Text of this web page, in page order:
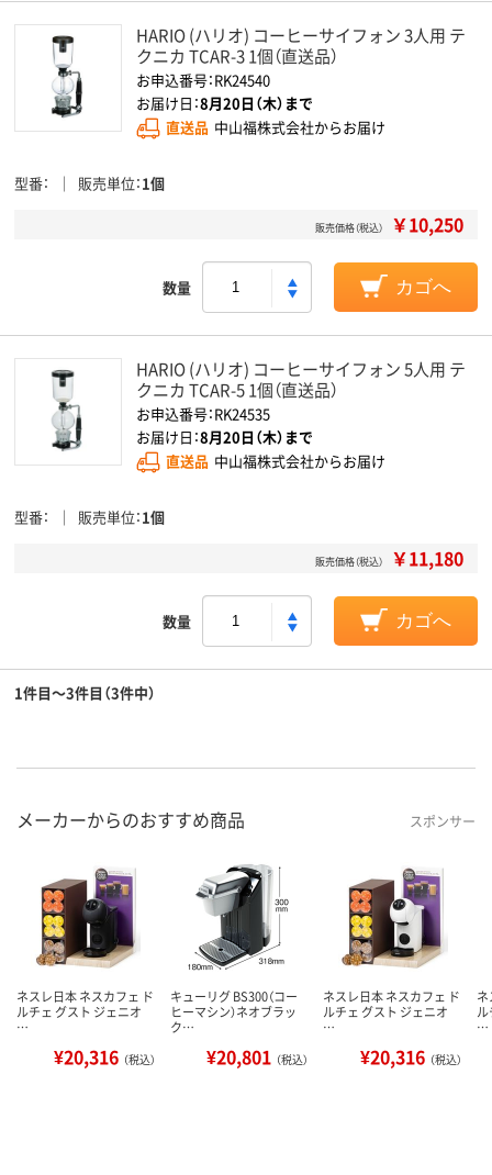
HARIO (ハリオ) コーヒーサイフォン 3人用 テ
クニカ TCAR-3 1個（直送品）
お申込番号：RK24540
お届け日：8月20日（木）まで
直送品 中山福株式会社からお届け
型番 販売単位 1個
販売価格（税込） ￥10,250
数量 カゴへ
HARIO (ハリオ) コーヒーサイフォン 5人用 テ
クニカ TCAR-5 1個（直送品）
お申込番号：RK24535
お届け日：8月20日（木）まで
直送品 中山福株式会社からお届け
型番 販売単位 1個
販売価格（税込） ￥11,180
数量 カゴへ
1件目～3件目（3件中）
メーカーからのおすすめ商品 スポンサー
ネスレ日本 ネスカフェ ド
ルチェ グスト ジェニオ
…
¥20,316 （税込）
キューリグ BS300（コー
ヒーマシン）ネオブラッ
ク…
¥20,801 （税込）
ネスレ日本 ネスカフェ ド
ルチェ グスト ジェニオ
…
¥20,316 （税込）
…